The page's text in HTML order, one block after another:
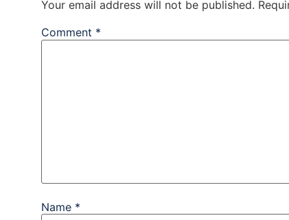
Your email address will not be published.
Comment *
Name *